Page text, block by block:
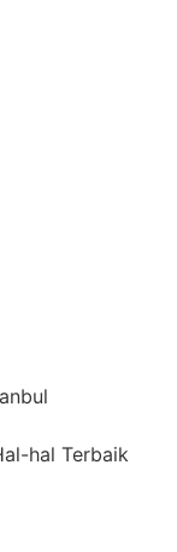
hal Terbaik